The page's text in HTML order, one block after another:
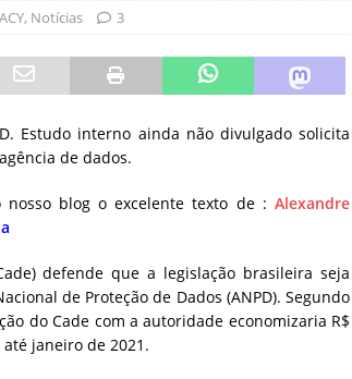
a autonomia da IA se torna um risco
NOTÍCIAS
, Notícias 3
Estudo interno ainda não divulgado solicita
de dados.
nosso blog o excelente texto de :Alexandre
defende que a legislação brasileira seja
de Proteção de Dados (ANPD). Segundo
do Cade com a autoridade economizaria R$
janeiro de 2021.